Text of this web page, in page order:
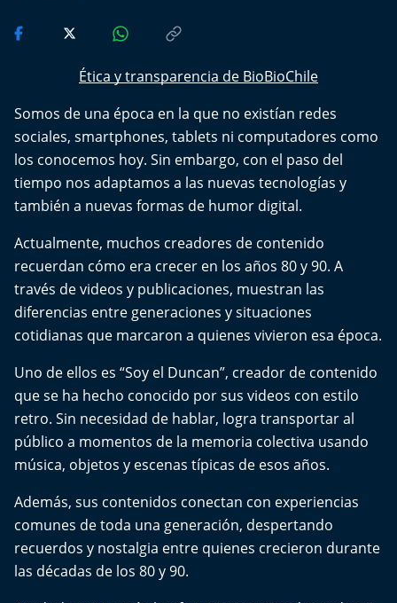
Más de 100 Días
Tu Mereces Ser Feliz
Efemérides
Cultura y Espectáculos
Del Fin del Mundo
Deportes
Conexión Digital
La Ruta del Pulsar
Psicología Abierta
Impacto Tecnológico
Ética y transparencia de BioBioChile
Somos de una época en la que no existían redes
sociales, smartphones, tablets ni computadores como
los conocemos hoy. Sin embargo, con el paso del
tiempo nos adaptamos a las nuevas tecnologías y
también a nuevas formas de humor digital.
Actualmente, muchos creadores de contenido
recuerdan cómo era crecer en los años 80 y 90. A
través de videos y publicaciones, muestran las
diferencias entre generaciones y situaciones
cotidianas que marcaron a quienes vivieron esa época.
Uno de ellos es “Soy el Duncan”, creador de contenido
que se ha hecho conocido por sus videos con estilo
retro. Sin necesidad de hablar, logra transportar al
público a momentos de la memoria colectiva usando
música, objetos y escenas típicas de esos años.
Además, sus contenidos conectan con experiencias
comunes de toda una generación, despertando
recuerdos y nostalgia entre quienes crecieron durante
las décadas de los 80 y 90.